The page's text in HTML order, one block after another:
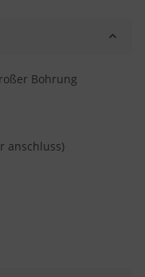
Bohrung
anschluss)